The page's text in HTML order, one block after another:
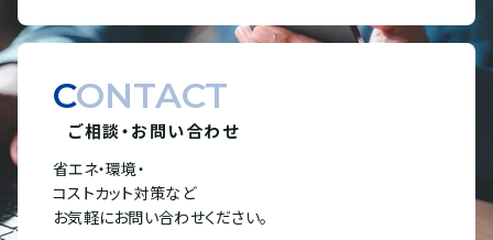
CONTACT
ご相談・お問い合わせ
省エネ・環境・
コストカット対策など
お気軽にお問い合わせください。